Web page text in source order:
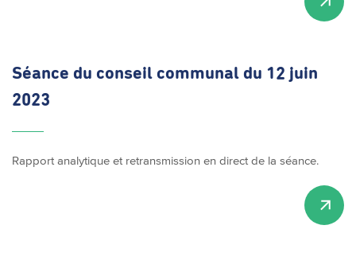
Séance du conseil communal du 12 juin
2023
Rapport analytique et retransmission en direct de la séance.